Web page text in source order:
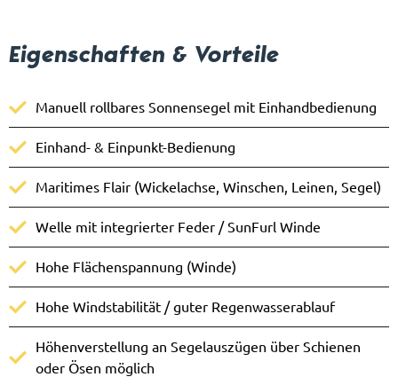
Eigenschaften & Vorteile
Manuell rollbares Sonnensegel mit Einhandbedienung
Einhand- & Einpunkt-Bedienung
Maritimes Flair (Wickelachse, Winschen, Leinen, Segel)
Welle mit integrierter Feder / SunFurl Winde
Hohe Flächenspannung (Winde)
Hohe Windstabilität / guter Regenwasserablauf
Höhenverstellung an Segelauszügen über Schienen
oder Ösen möglich